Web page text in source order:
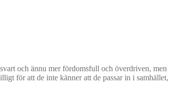
och ännu mer fördomsfull och överdriven, men
för att de inte känner att de passar in i samhället,